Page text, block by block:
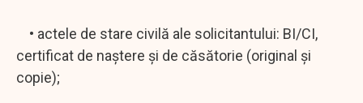
• actele de stare civilă ale solicitantului: BI/CI,
certificat de naştere şi de căsătorie (original şi
copie);